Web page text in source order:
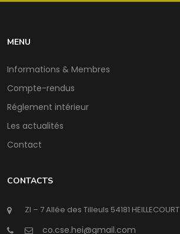
MENU
Informations & Membres
Compte-rendus
Réglement intérieur
Les actualités
Contact
CONTACTS
ZI – 7 Allée des Tilleuls 54181 HEILLECOURT
@